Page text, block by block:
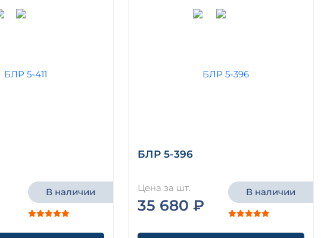
В наличии
БЛР 5-396
Цена за шт.
35 680 ₽
В наличии